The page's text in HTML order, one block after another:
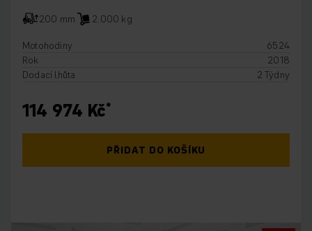
200 mm
2.000 kg
Motohodiny
6524
Rok
2018
Dodací lhůta
2 Týdny
114 974 Kč
PŘIDAT DO KOŠÍKU